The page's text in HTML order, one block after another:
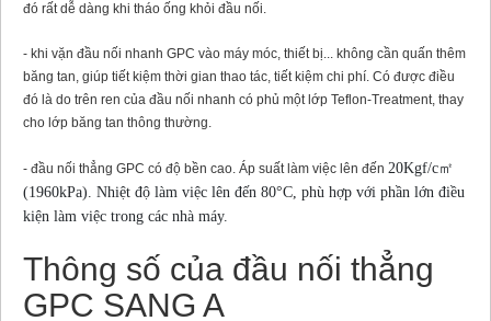
đó rất dễ dàng khi tháo ống khỏi đầu nối.
- khi vặn đầu nối nhanh GPC vào máy móc, thiết bị... không cần quấn thêm
băng tan, giúp tiết kiệm thời gian thao tác, tiết kiệm chi phí. Có được điều
đó là do trên ren của đầu nối nhanh có phủ một lớp Teflon-Treatment, thay
cho lớp băng tan thông thường.
- đầu nối thẳng GPC có độ bền cao. Áp suất làm việc lên đến 20Kgf/c㎡
(1960kPa). Nhiệt độ làm việc lên đến 80°C, phù hợp với phần lớn điều
kiện làm việc trong các nhà máy.
Thông số của đầu nối thẳng
GPC SANG A